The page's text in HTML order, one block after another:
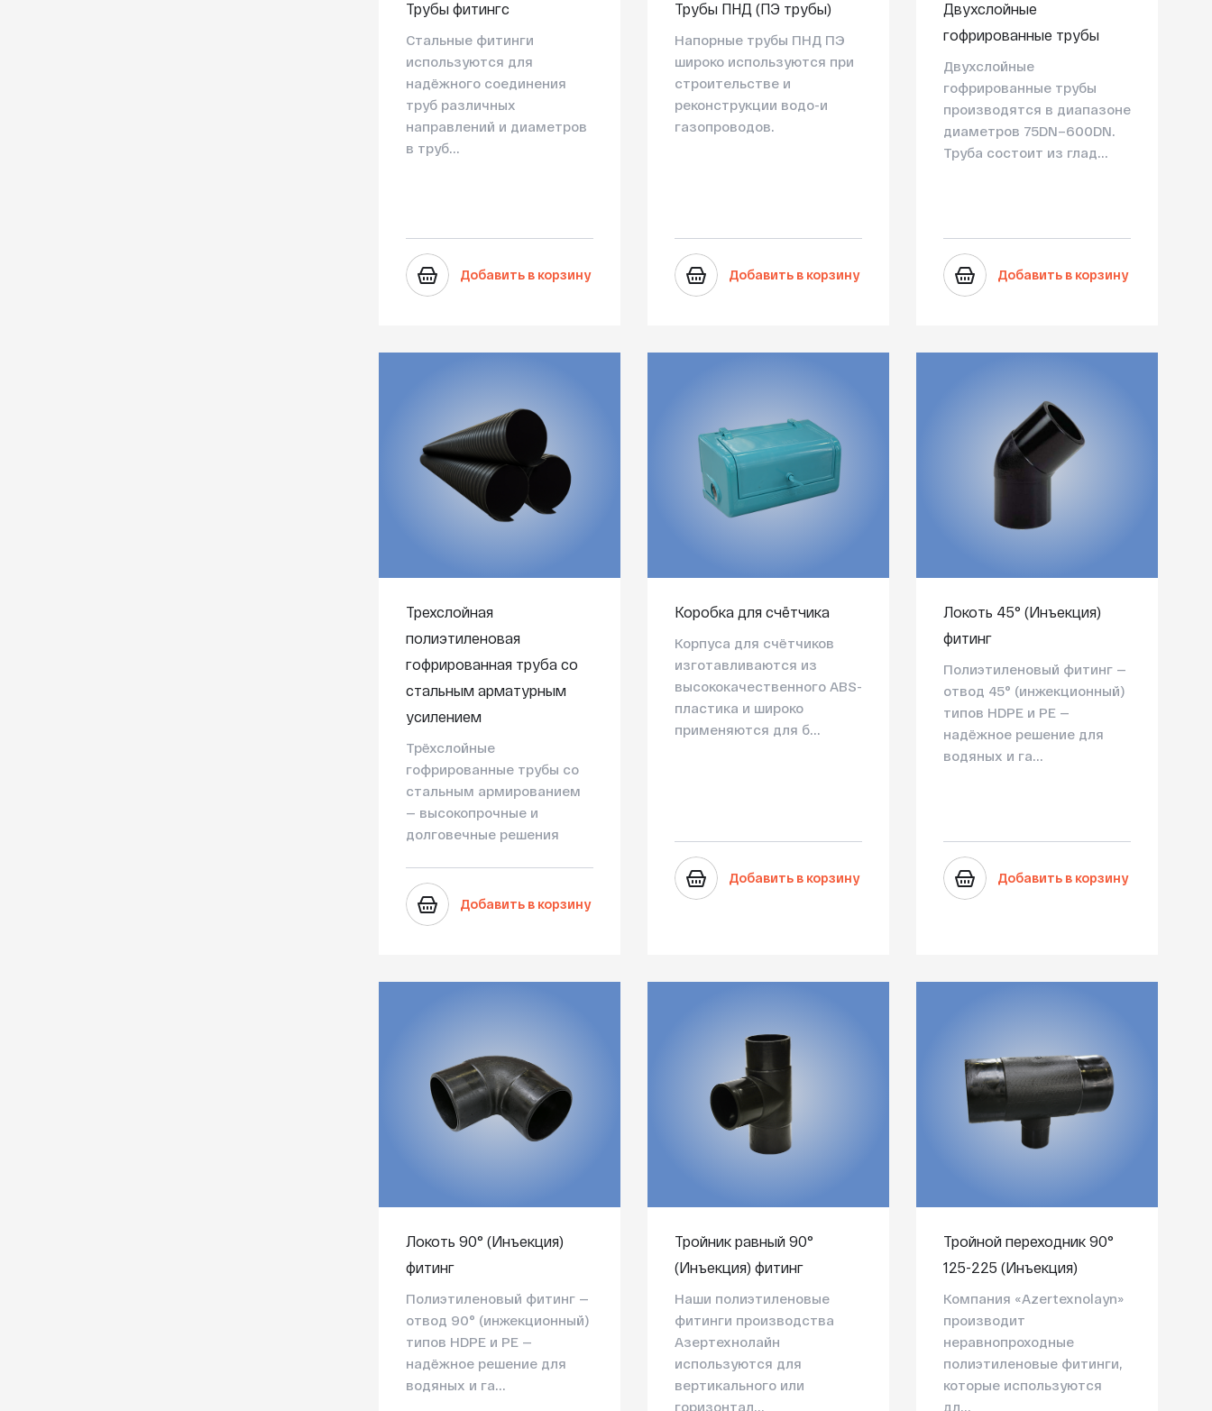
Трубы фитингс
Стальные фитинги
используются для
надёжного соединения
труб различных
направлений и диаметров
в труб...
Добавить в корзину
Трубы ПНД (ПЭ трубы)
Напорные трубы ПНД ПЭ
широко используются при
строительстве и
реконструкции водо-и
газопроводов.
Добавить в корзину
Двухслойные
гофрированные трубы
Двухслойные
гофрированные трубы
производятся в диапазоне
диаметров 75DN–600DN.
Труба состоит из глад...
Добавить в корзину
Трехслойная
полиэтиленовая
гофрированная труба со
стальным арматурным
усилением
Трёхслойные
гофрированные трубы со
стальным армированием
— высокопрочные и
долговечные решения
Добавить в корзину
Коробка для счётчика
Корпуса для счётчиков
изготавливаются из
высококачественного ABS-
пластика и широко
применяются для б...
Добавить в корзину
Локоть 45° (Инъекция)
фитинг
Полиэтиленовый фитинг —
отвод 45° (инжекционный)
типов HDPE и PE —
надёжное решение для
водяных и га...
Добавить в корзину
Локоть 90° (Инъекция)
фитинг
Полиэтиленовый фитинг —
отвод 90° (инжекционный)
типов HDPE и PE —
надёжное решение для
водяных и га...
Тройник равный 90°
(Инъекция) фитинг
Наши полиэтиленовые
фитинги производства
Азертехнолайн
используются для
вертикального или
горизонтал...
Тройной переходник 90°
125-225 (Инъекция)
Компания «Azertexnolayn»
производит
неравнопроходные
полиэтиленовые фитинги,
которые используются
дл...